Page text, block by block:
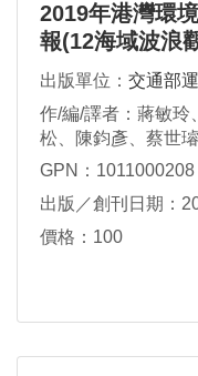
2019年港灣環
報(12海域波浪
出版單位： 交通部
作/編/譯者：蔣敏玲
松、陳鈞彥、蔡世璿
GPN：1011000208
出版／創刊日期：
價格：100